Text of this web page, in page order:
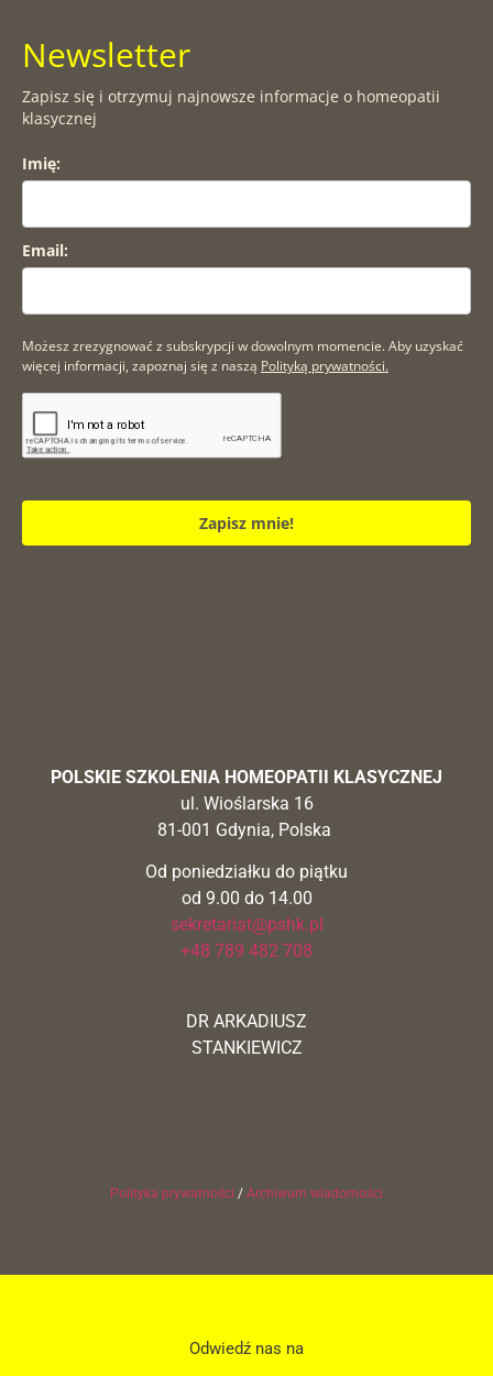
Newsletter
Zapisz się i otrzymuj najnowsze informacje o homeopatii
klasycznej
Imię:
Email:
Możesz zrezygnować z subskrypcji w dowolnym momencie. Aby uzyskać
więcej informacji, zapoznaj się z naszą Polityką prywatności.
Zapisz mnie!
POLSKIE SZKOLENIA HOMEOPATII KLASYCZNEJ
ul. Wioślarska 16
81-001 Gdynia, Polska
Od poniedziałku do piątku
od 9.00 do 14.00
sekretariat@pshk.pl
+48 789 482 708
DR ARKADIUSZ
STANKIEWICZ
Polityka prywatności / Archiwum wiadomości
Odwiedź nas na